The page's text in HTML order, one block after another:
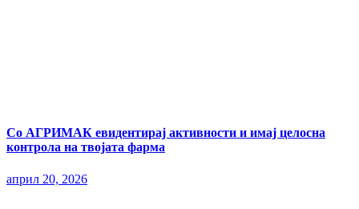
Со АГРИМАК евидентирај активности и имај целосна
контрола на твојата фарма
април 20, 2026